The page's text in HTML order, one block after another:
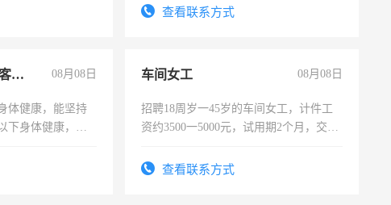
交纳五险，
查看联系方式
急招保洁，保安，客服，工程 08月08日
体健康，能坚持
下身体健康，有
高中以上文化，
车间女工 08月08日
招聘18周岁一45岁的车间女工，计件工
资约3500一5000元，试用期2个月，交五
查看联系方式